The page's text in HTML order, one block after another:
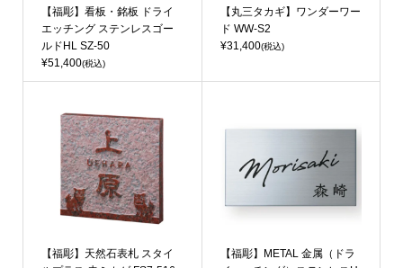
【福彫】看板・銘板 ドライ
エッチング ステンレスゴー
ルドHL SZ-50
¥51,400(税込)
【丸三タカギ】ワンダーワー
ド WW-S2
¥31,400(税込)
【福彫】天然石表札 スタイ
【福彫】METAL 金属（ドラ